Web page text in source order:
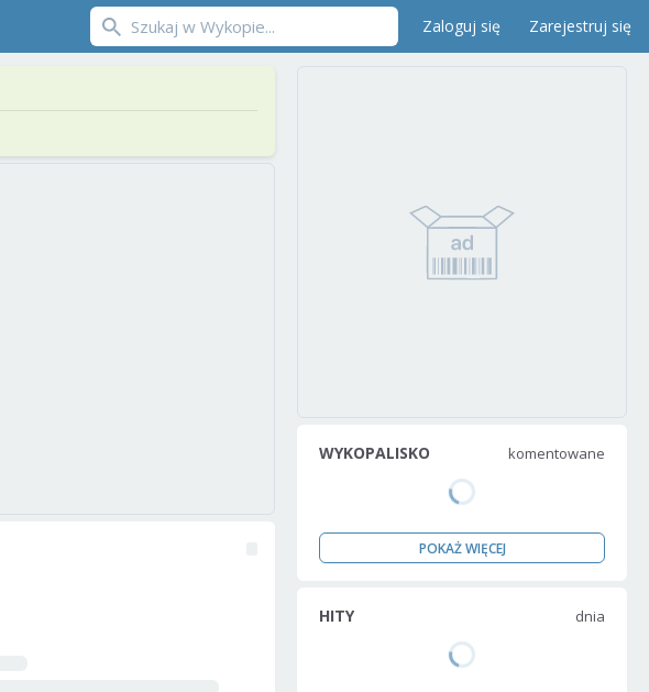
Zaloguj się Zarejestruj się
WYKOPALISKO komentowane
POKAŻ WIĘCEJ
HITY dnia